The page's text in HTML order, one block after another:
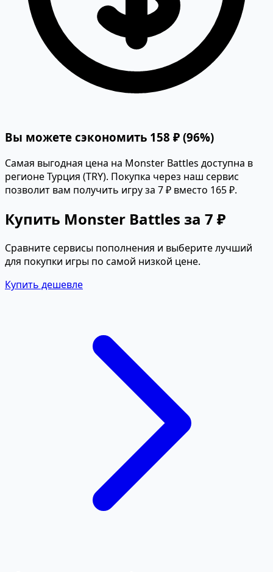
Вы можете сэкономить 158 ₽ (96%)
Самая выгодная цена на Monster Battles доступна в
регионе Турция (TRY). Покупка через наш сервис
позволит вам получить игру за 7 ₽ вместо 165 ₽.
Купить Monster Battles за 7 ₽
Сравните сервисы пополнения и выберите лучший
для покупки игры по самой низкой цене.
Купить дешевле